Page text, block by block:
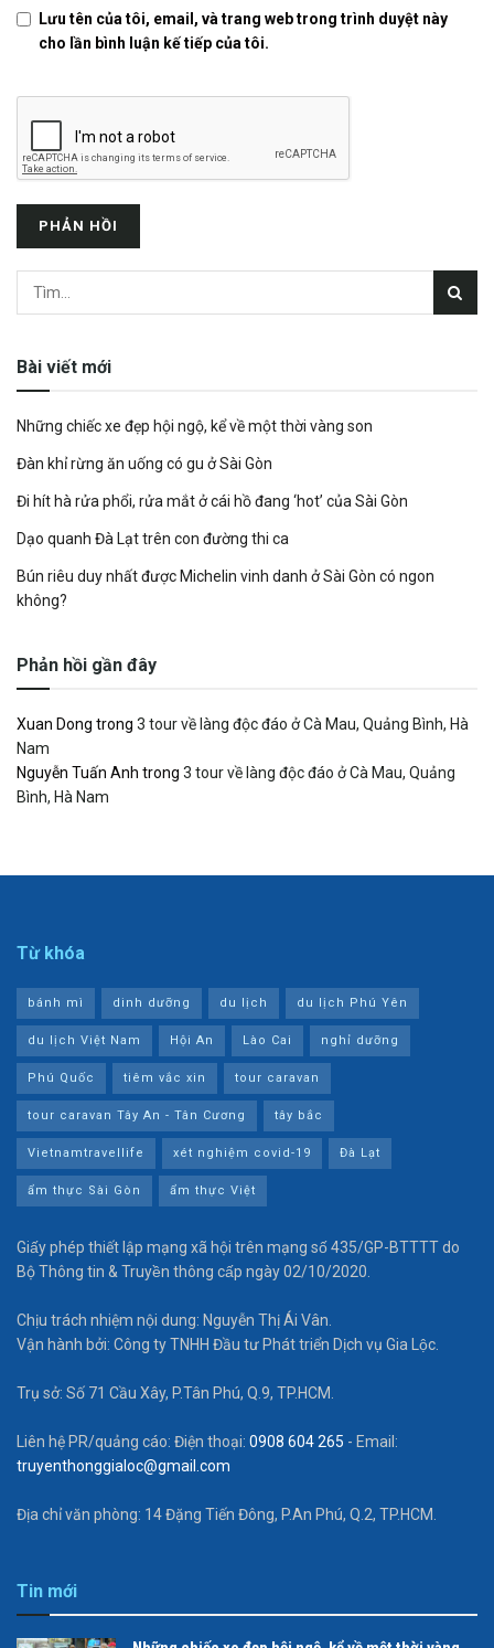
Lưu tên của tôi, email, và trang web trong trình duyệt này
cho lần bình luận kế tiếp của tôi.
Bài viết mới
Những chiếc xe đẹp hội ngộ, kể về một thời vàng son
Đàn khỉ rừng ăn uống có gu ở Sài Gòn
Đi hít hà rửa phổi, rửa mắt ở cái hồ đang ‘hot’ của Sài Gòn
Dạo quanh Đà Lạt trên con đường thi ca
Bún riêu duy nhất được Michelin vinh danh ở Sài Gòn có ngon
không?
Phản hồi gần đây
Xuan Dong trong 3 tour về làng độc đáo ở Cà Mau, Quảng Bình, Hà
Nam
Nguyễn Tuấn Anh trong 3 tour về làng độc đáo ở Cà Mau, Quảng
Bình, Hà Nam
Từ khóa
bánh mì dinh dưỡng du lịch du lịch Phú Yên
du lịch Việt Nam Hội An Lào Cai nghỉ dưỡng
Phú Quốc tiêm vắc xin tour caravan
tour caravan Tây An - Tân Cương tây bắc
Vietnamtravellife xét nghiệm covid-19 Đà Lạt
ẩm thực Sài Gòn ẩm thực Việt
Giấy phép thiết lập mạng xã hội trên mạng số 435/GP-BTTTT do
Bộ Thông tin & Truyền thông cấp ngày 02/10/2020.
Chịu trách nhiệm nội dung: Nguyễn Thị Ái Vân.
Vận hành bởi: Công ty TNHH Đầu tư Phát triển Dịch vụ Gia Lộc.
Trụ sở: Số 71 Cầu Xây, P.Tân Phú, Q.9, TP.HCM.
Liên hệ PR/quảng cáo: Điện thoại: 0908 604 265 - Email:
truyenthonggialoc@gmail.com
Địa chỉ văn phòng: 14 Đặng Tiến Đông, P.An Phú, Q.2, TP.HCM.
Tin mới